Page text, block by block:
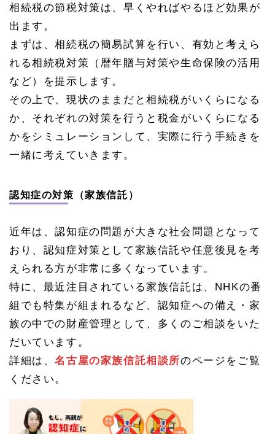
相続税の節税対策は、早くやればやるほど効果が
出ます。
まずは、相続税の簡易試算を行い、有効と考えら
れる相続税対策（暦年贈与対策や生命保険の活用
など）を提示します。
その上で、現状のままだと相続税がいくらになる
か、それぞれの対策を行うと税金がいくらになる
かをシミュレーションして、実際に行う手続きを
一緒に考えていきます。
認知症の対策（家族信託）
近年は、認知症の問題が大きな社会問題となって
おり、認知症対策として家族信託や任意後見を考
えられる方が非常に多くなっています。
特に、最近注目されている家族信託は、NHKの番
組でも特集が組まれるなど、認知症への備え・家
族の中での財産管理として、多くのご相談をいた
だいています。
詳細は、名古屋の家族信託相談所のページをご覧
ください。